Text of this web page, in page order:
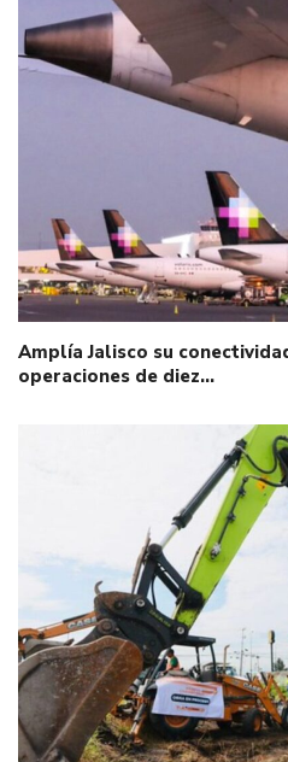
Amplía Jalisco su
operaciones de diez…